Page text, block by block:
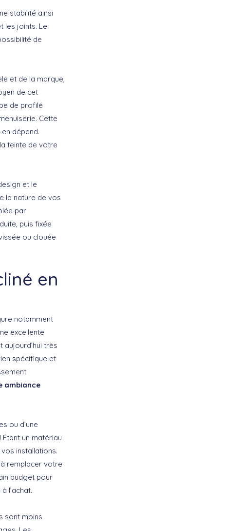
stabilité ainsi
les joints. Le
de
et de la marque,
de cet
de profilé
Cette
dépend.
teinte de votre
et le
la nature de vos
par
puis fixée
ou clouée
en
notamment
excellente
très
spécifique et
ambiance
ou d’une
un matériau
installations.
remplacer votre
budget pour
l’achat.
sont moins